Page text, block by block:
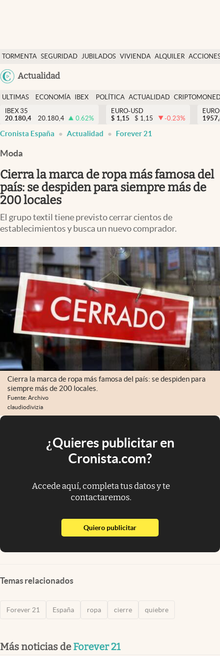
TORMENTA SEGURIDAD JUBILADOS VIVIENDA ALQUILER
Actualidad
Economía y finanzas
Política
Actualidad
Criptomonedas
España
ULTIMAS
NOTICIAS
ECONOMÍA
FINANZAS
IBEX
EURO
POLÍTICA ACTUALIDAD
IBEX 35
20.180,4
20.180,4 0.62%
EURO-USD
$ 1,15 $ 1,15 -0.23%
Cronista España Actualidad Forever 21
Moda
Cierra la marca de ropa más famosa del
país: se despiden para siempre más de
200 locales
El grupo textil tiene previsto cerrar cientos de
establecimientos y busca un nuevo comprador.
Cierra la marca de ropa más famosa del país: se despiden para
siempre más de 200 locales.
Fuente: Archivo
claudiodivizia
¿Quieres publicitar en
Cronista.com?
Accede aquí, completa tus datos y te
contactaremos.
Quiero publicitarabre en nueva pestaña
Temas relacionados
Forever 21 España ropa cierre quiebre
Más noticias de Forever 21